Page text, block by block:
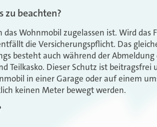
zu beachten?
Wohnmobil zugelassen ist. Wird das
die Versicherungspflicht. Das
besteht auch während der
Teilkasko. Dieser Schutz ist beitragsfrei
in einer Garage oder auf einem
keinen Meter bewegt werden.